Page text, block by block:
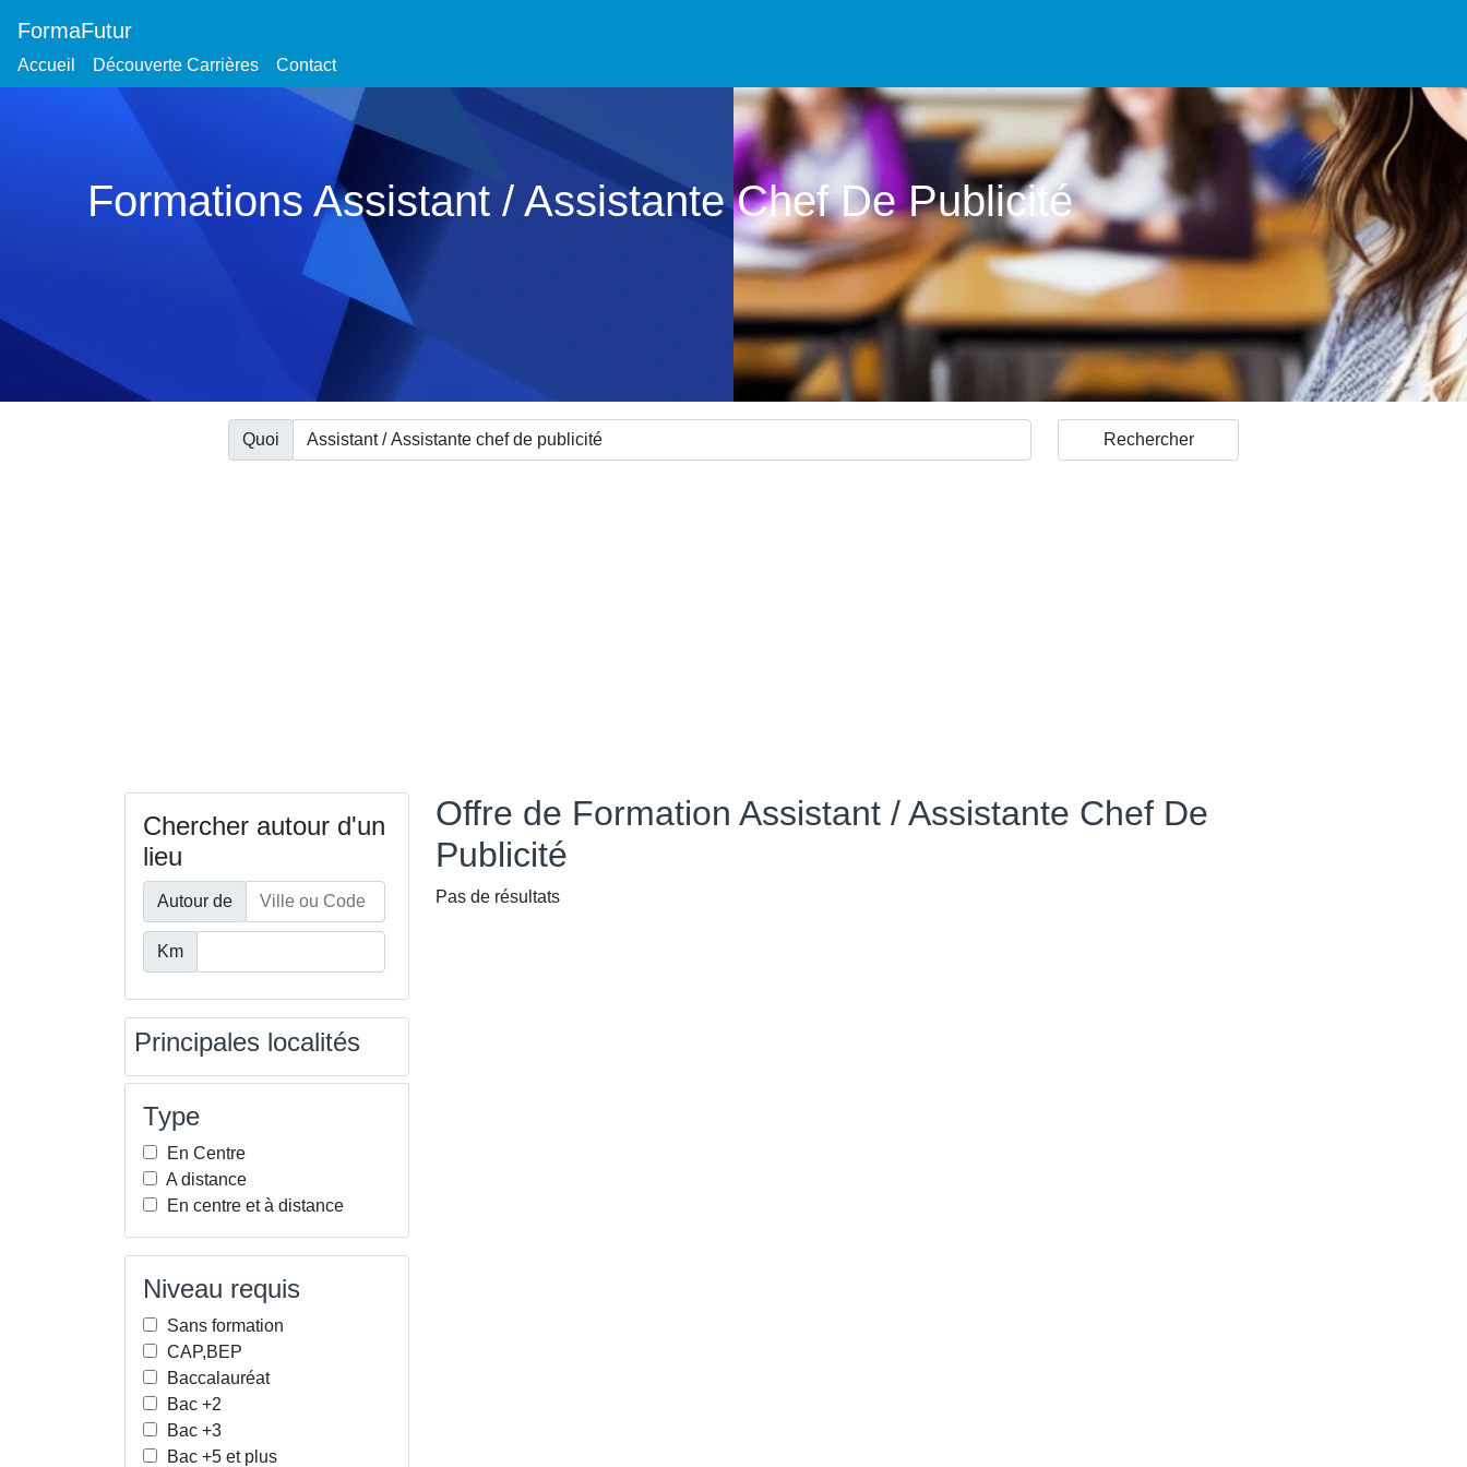
FormaFutur
Accueil Découverte Carrières Contact
Formations Assistant / Assistante Chef De Publicité
Quoi
Chercher autour d'un
lieu
Autour de
Km
Principales localités
Type
En Centre
A distance
En centre et à distance
Niveau requis
Sans formation
CAP,BEP
Baccalauréat
Bac +2
Bac +3
Bac +5 et plus
Offre de Formation Assistant / Assistante Chef De
Publicité
Pas de résultats